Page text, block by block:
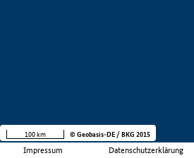
Impressum Datenschutzerklärung
100 km © Geobasis-DE / BKG 2015